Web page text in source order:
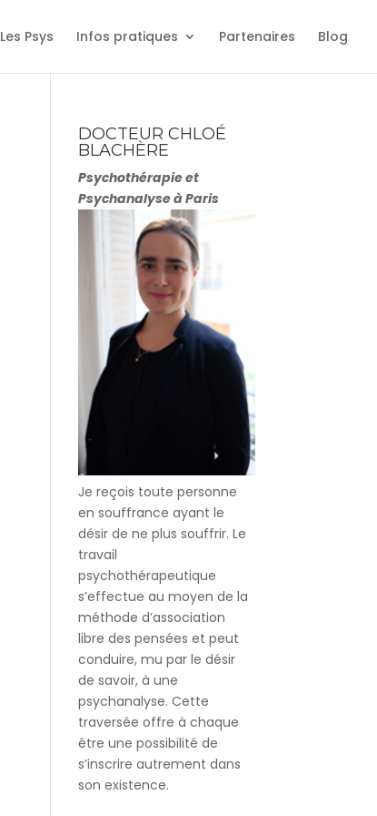
Les Psys Infos pratiques Partenaires Blog
DOCTEUR CHLOÉ
BLACHÈRE
Psychothérapie et
Psychanalyse à Paris
Je reçois toute personne
en souffrance ayant le
désir de ne plus souffrir. Le
travail
psychothérapeutique
s’effectue au moyen de la
méthode d’association
libre des pensées et peut
conduire, mu par le désir
de savoir, à une
psychanalyse. Cette
traversée offre à chaque
être une possibilité de
s’inscrire autrement dans
son existence.